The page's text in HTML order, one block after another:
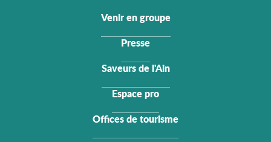
Venir en groupe
Presse
Saveurs de l'Ain
Espace pro
Offices de tourisme